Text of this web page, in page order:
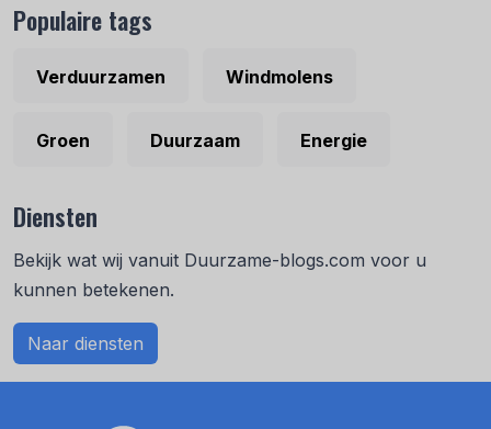
Populaire tags
Verduurzamen Windmolens
Groen Duurzaam Energie
Diensten
Bekijk wat wij vanuit Duurzame-blogs.com voor u
kunnen betekenen.
Naar diensten